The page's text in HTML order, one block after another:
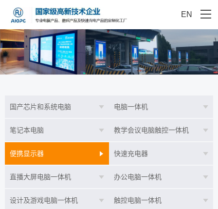
EN
国产芯片和系统电脑 电脑一体机
笔记本电脑 教学会议电脑触控一体机
便携显示器 快速充电器
直播大屏电脑一体机 办公电脑一体机
设计及游戏电脑一体机 触控电脑一体机